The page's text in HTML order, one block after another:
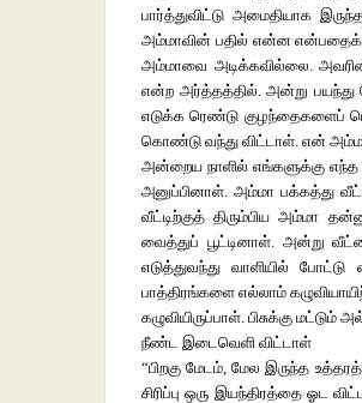
பார்த்துவிட்டு அமைதியாக
அம்மாவின் பதில் என்ன என்பதைக்
அம்மாவை அடிக்கவில்லை.
என்ற அர்த்தத்தில். அன்று பயந்து
எடுக்க ரெண்டு குழந்தைகளைப்
கொண்டு வந்து விட்டாள். என்
அன்றைய நாளில் எங்களுக்கு எந்த
அனுப்பினாள். அம்மா பக்கத்து
வீட்டிற்குத் திரும்பிய அம்மா
வைத்துப் பூட்டினாள். அன்று
எடுத்துவந்து வாளியில்
பாத்திரங்களை எல்லாம்
கழுவியிருப்பாள். பிசுக்கு
நீண்ட இடைவெளி விட்டாள்
“பிறகு மேடம், மேல இருந்த
சிரிப்பு ஒரு இயந்திரத்தை ஓட